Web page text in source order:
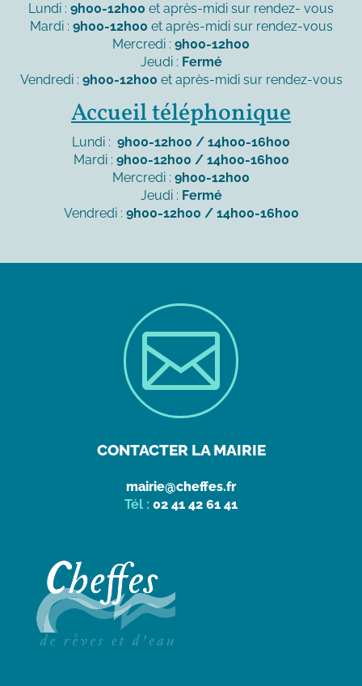
Lundi : 9h00-12h00 et après-midi sur rendez- vous
Mardi : 9h00-12h00 et après-midi sur rendez-vous
Mercredi : 9h00-12h00
Jeudi : Fermé
Vendredi : 9h00-12h00 et après-midi sur rendez-vous
Accueil téléphonique
Lundi : 9h00-12h00 / 14h00-16h00
Mardi : 9h00-12h00 / 14h00-16h00
Mercredi : 9h00-12h00
Jeudi : Fermé
Vendredi : 9h00-12h00 / 14h00-16h00

CONTACTER LA MAIRIE
mairie@cheffes.fr
Tél : 02 41 42 61 41